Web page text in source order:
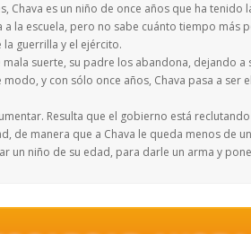
Chava es un niño de once años que ha
a la escuela, pero no sabe cuánto tiempo más
guerrilla y el ejército.
suerte, su padre los abandona, dejando
modo, y con sólo once años, Chava pasa a
Resulta que el gobierno está
de manera que a Chava le queda menos de
un niño de su edad, para darle un arma y